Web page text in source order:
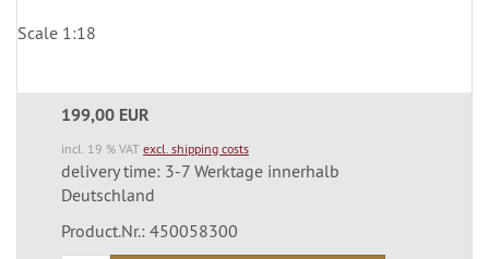
Scale 1:18
199,00 EUR
incl. 19 % VAT excl. shipping costs
delivery time: 3-7 Werktage innerhalb
Deutschland
Product.Nr.: 450058300